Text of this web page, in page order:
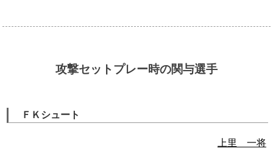
攻撃セットプレー時の関与選手
ＦＫシュート
上里 一将